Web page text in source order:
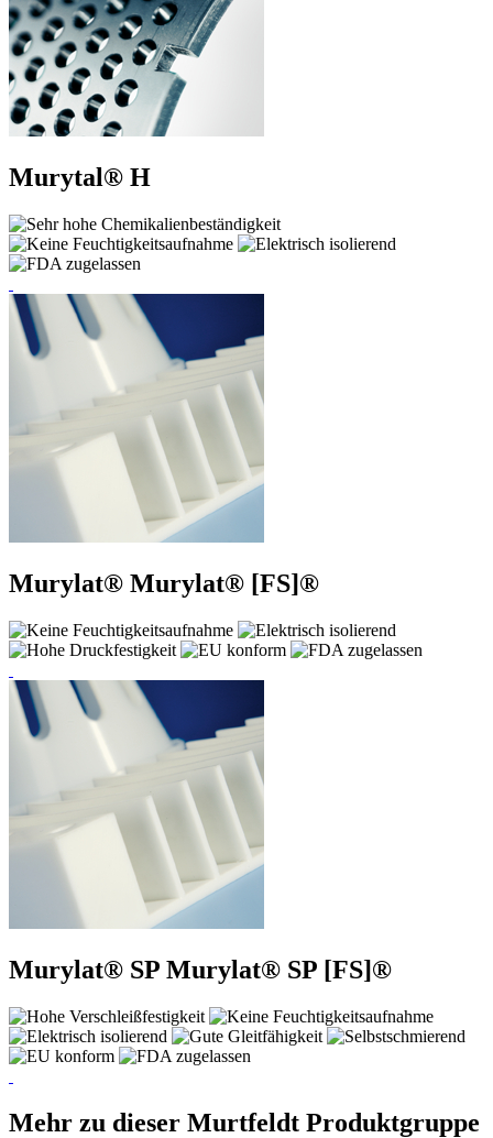
Murytal® H
Murylat® Murylat® [FS]®
Murylat® SP Murylat® SP [FS]®
Mehr zu dieser Murtfeldt Produktgruppe